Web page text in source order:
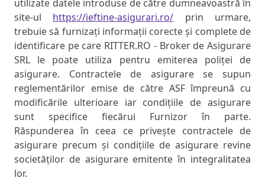
utilizate datele introduse de către dumneavoastră în
site-ul https://ieftine-asigurari.ro/ prin urmare,
trebuie să furnizați informații corecte și complete de
identificare pe care RITTER.RO - Broker de Asigurare
SRL le poate utiliza pentru emiterea poliței de
asigurare. Contractele de asigurare se supun
reglementărilor emise de către ASF împreună cu
modificările ulterioare iar condițiile de asigurare
sunt specifice fiecărui Furnizor în parte.
Răspunderea în ceea ce privește contractele de
asigurare precum și condițiile de asigurare revine
societăților de asigurare emitente în integralitatea
lor.